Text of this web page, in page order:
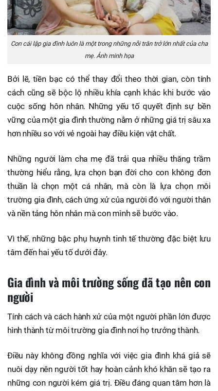
Con cái lập gia đình luôn là một trong những nỗi trăn trở lớn nhất của cha
mẹ. Ảnh minh họa
Bởi lẽ, tiền bạc có thể thay đổi theo thời gian, còn tính
cách cũng sẽ bộc lộ nhiều khía cạnh khác khi bước vào
cuộc sống hôn nhân. Những yếu tố quyết định sự bền
vững của một gia đình thường nằm ở những giá trị sâu xa
hơn nhiều so với vẻ ngoài hay điều kiện vật chất.
Những người làm cha mẹ đã trải qua nhiều thăng trầm
thường hiểu rằng, lựa chọn bạn đời cho con không đơn
thuần là chọn một cá nhân, mà còn là lựa chọn môi
trường gia đình, cách ứng xử của người đó với người thân
và nền tảng hôn nhân mà con mình sẽ bước vào.
Vì thế, những bậc phụ huynh tinh tế thường đặc biệt lưu
tâm đến hai yếu tố dưới đây.
Gia đình và môi trường sống đã tạo nên con
người
Tính cách và cách hành xử của một người phần lớn được
hình thành từ môi trường gia đình nơi họ trưởng thành.
Điều này không đồng nghĩa với việc gia đình khá giả sẽ
nuôi dạy nên người tốt hay hoàn cảnh khó khăn sẽ tạo ra
những con người kém giá trị. Điều đáng quan tâm hơn là